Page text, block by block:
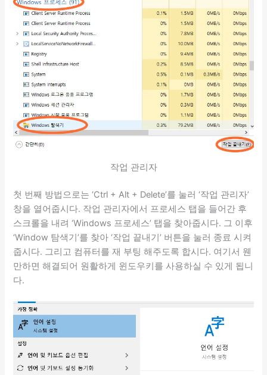
작업 관리자
첫 번째 방법으로는 ‘Ctrl + Alt + Delete’를 눌러 ‘작업 관리자’
창을 열어줍시다. 작업 관리자에서 프로세스 탭을 들어간 후
스크롤을 내려 ‘Windows 프로세스’ 탭을 찾아줍시다. 그 이후
‘Window 탐색기’를 찾아 ‘작업 끝내기’ 버튼을 눌러 종료 시켜
줍시다. 그리고 컴퓨터를 재 부팅 해주도록 합시다. 여기서 웬
만하면 해결되어 원활하게 윈도우키를 사용하실 수 있게 됩니
다.